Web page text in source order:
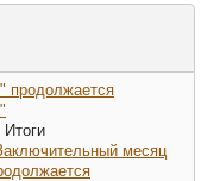
продолжается
месяц